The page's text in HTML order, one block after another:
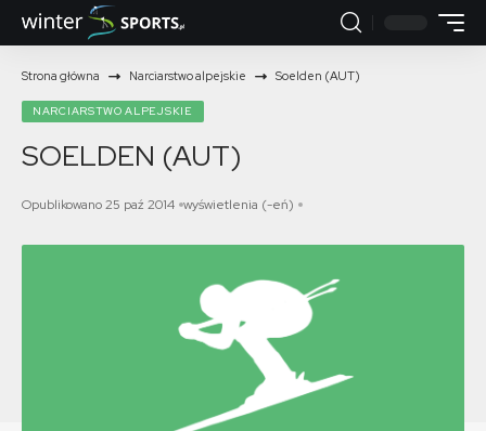
Strona główna Narciarstwo alpejskie Soelden (AUT)
NARCIARSTWO ALPEJSKIE
SOELDEN (AUT)
Opublikowano 25 paź 2014 wyświetlenia (-eń)